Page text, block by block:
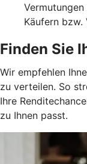
Käufern bzw.
Finden Sie
Wir empfehlen
zu verteilen. So
Ihre
zu Ihnen passt.